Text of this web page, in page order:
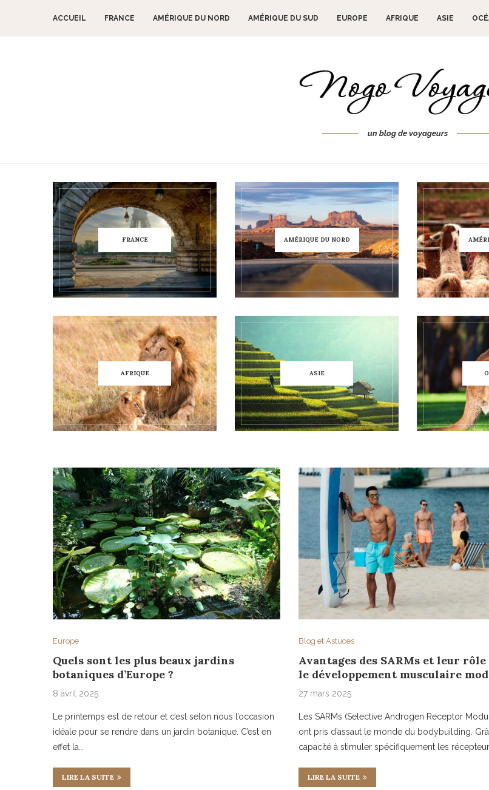
ACCUEIL FRANCE AMÉRIQUE DU NORD AMÉRIQUE DU SUD EUROPE AFRIQUE ASIE
un blog de voyageurs
FRANCE AMÉRIQUE DU NORD
AFRIQUE ASIE
Europe
Quels sont les plus beaux jardins
botaniques d’Europe ?
8 avril 2025
Le printemps est de retour et c’est selon nous l’occasion
idéale pour se rendre dans un jardin botanique. C’est en
effet la…
LIRE LA SUITE
Blog et Astuces
Avantages des SARMs et leur rôle
le développement musculaire
27 mars 2025
Les SARMs (Selective Androgen Receptor
ont pris d’assaut le monde du bodybuilding.
capacité à stimuler spécifiquement les
LIRE LA SUITE